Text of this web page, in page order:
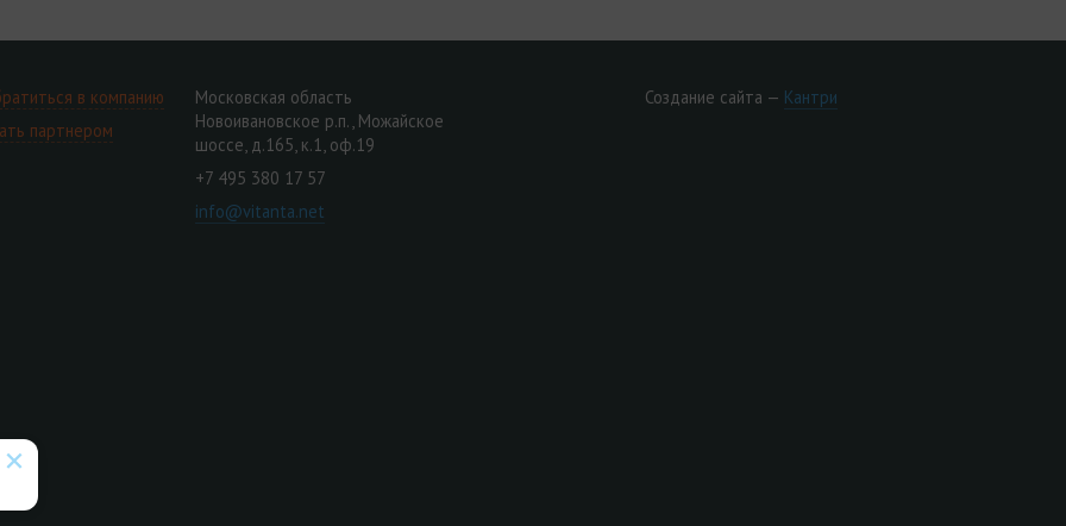
в компанию
партнером
Московская область
Новоивановское р.п., Можайское
шоссе, д.165, к.1, оф.19
+7 495 380 17 57
info@vitanta.net
Создание сайта — Кантри